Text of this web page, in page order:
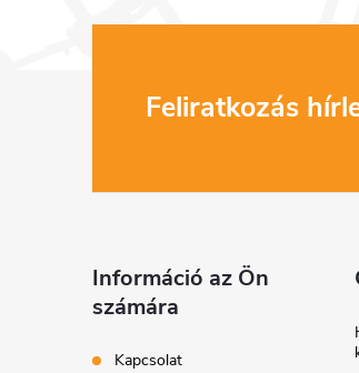
Feliratkozás
Információ az Ön
számára
Kapcsolat